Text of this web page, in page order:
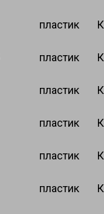
пластик
пластик
пластик
пластик
пластик
пластик